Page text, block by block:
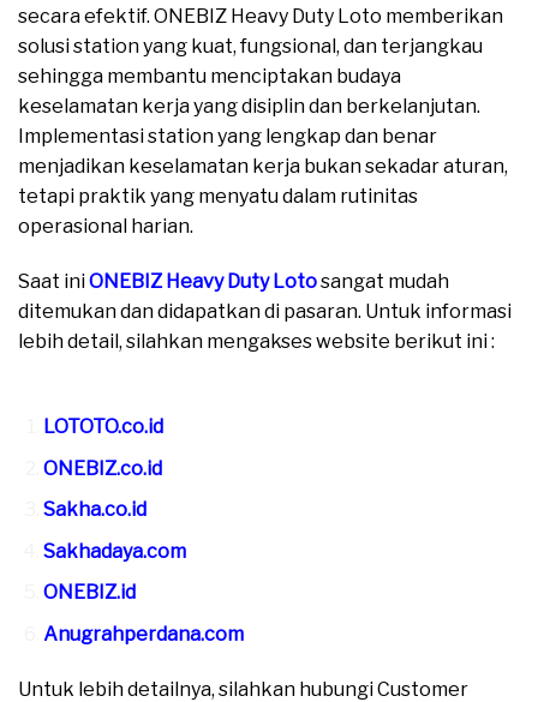
secara efektif. ONEBIZ Heavy Duty Loto memberikan
solusi station yang kuat, fungsional, dan terjangkau
sehingga membantu menciptakan budaya
keselamatan kerja yang disiplin dan berkelanjutan.
Implementasi station yang lengkap dan benar
menjadikan keselamatan kerja bukan sekadar aturan,
tetapi praktik yang menyatu dalam rutinitas
operasional harian.
Saat iniONEBIZ Heavy Duty Lotosangat mudah
ditemukan dan didapatkan di pasaran. Untuk informasi
lebih detail, silahkan mengakses website berikut ini :
LOTOTO.co.id
ONEBIZ.co.id
Sakha.co.id
Sakhadaya.com
ONEBIZ.id
Anugrahperdana.com
Untuk lebih detailnya, silahkan hubungi Customer